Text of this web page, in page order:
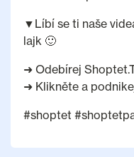
▼Líbí se ti naše
lajk 🙂
➜ Odebírej
➜ Klikněte a
#shoptet